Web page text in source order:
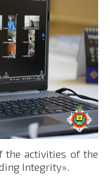
the activities of the
Integrity».